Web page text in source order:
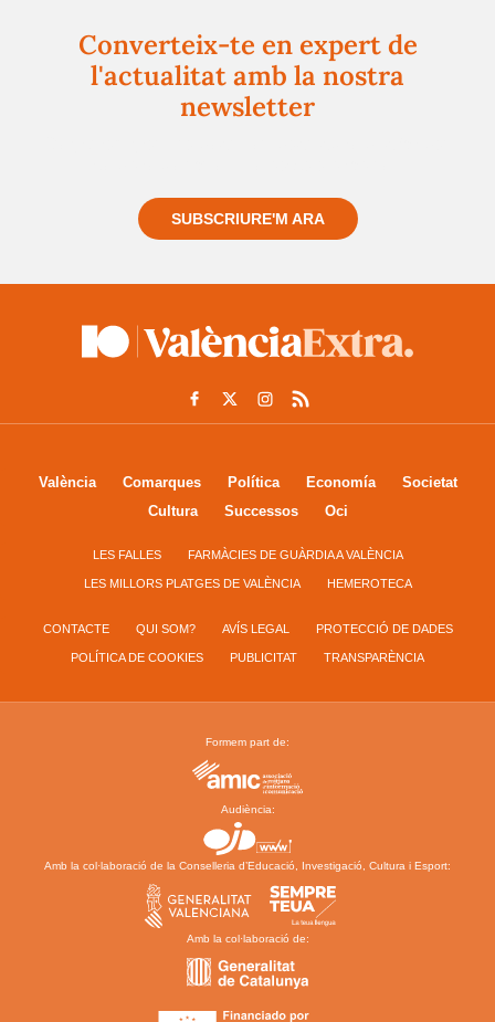
Converteix-te en expert de
l'actualitat amb la nostra
newsletter
SUBSCRIURE'M ARA
València Comarques Política Economía
Societat
Cultura
Successos Oci
LES FALLES FARMÀCIES DE GUÀRDIA A VALÈNCIA
LES MILLORS PLATGES DE VALÈNCIA HEMEROTECA
CONTACTE QUI SOM? AVÍS LEGAL PROTECCIÓ DE DADES
POLÍTICA DE COOKIES PUBLICITAT TRANSPARÈNCIA
Formem part de:
Audiència:
Amb la col·laboració de la Conselleria d’Educació, Investigació, Cultura i Esport:
Amb la col·laboració de: